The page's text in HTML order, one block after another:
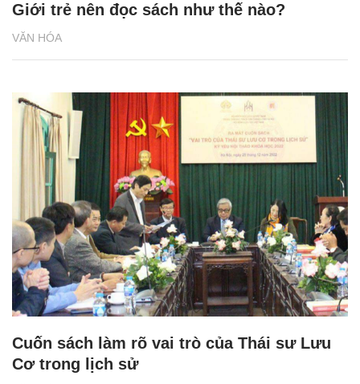
VĂN HÓA
Giới trẻ nên đọc sách như thế nào?
Cuốn sách làm rõ vai trò của Thái sư Lưu
Cơ trong lịch sử